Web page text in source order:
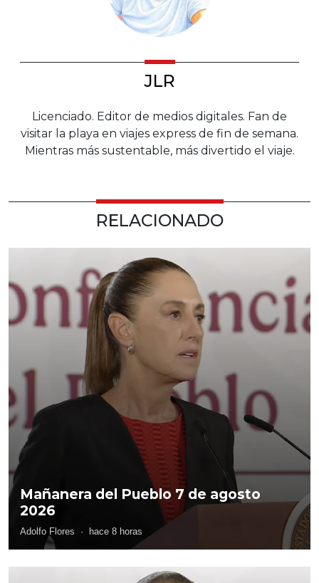
JLR
Licenciado. Editor de medios digitales. Fan de
visitar la playa en viajes express de fin de semana.
Mientras más sustentable, más divertido el viaje.
RELACIONADO
Mañanera del Pueblo 7 de agosto
2026
Adolfo Flores · hace 8 horas